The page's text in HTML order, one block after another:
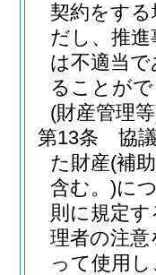
契約をす
だし、推
は不適当
ることが
(財産管理
第13条
協
た財産(補
含む。)に
則に規定
理者の注
って使用